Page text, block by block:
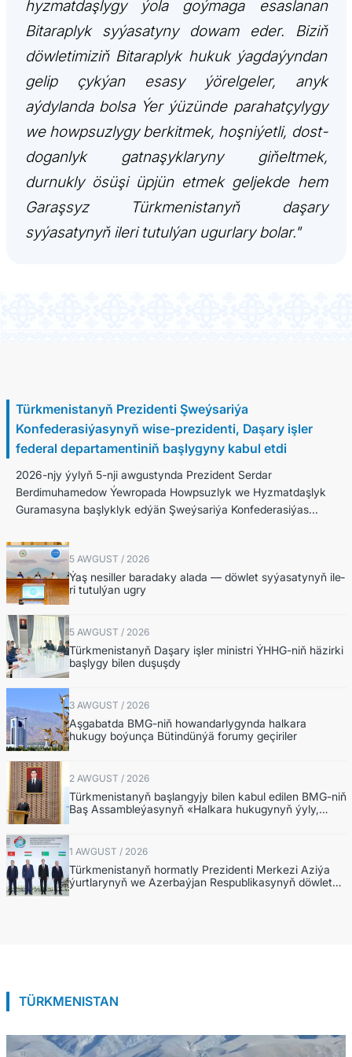
hyzmatdaşlygy ýola goýmaga esaslanan
Bitaraplyk syýasatyny dowam eder. Biziň
döwletimiziň Bitaraplyk hukuk ýagdaýyndan
gelip çykýan esasy ýörelgeler, anyk
aýdylanda bolsa Ýer ýüzünde parahatçylygy
we howpsuzlygy berkitmek, hoşniýetli, dost-
doganlyk gatnaşyklaryny giňeltmek,
durnukly ösüşi üpjün etmek geljekde hem
Garaşsyz Türkmenistanyň daşary
syýasatynyň ileri tutulýan ugurlary bolar."
Türkmenistanyň Prezidenti Şweýsariýa
Konfederasiýasynyň wise-prezidenti, Daşary işler
federal departamentiniň başlygyny kabul etdi
2026-njy ýylyň 5-nji awgustynda Prezident Serdar
Berdimuhamedow Ýewropada Howpsuzlyk we Hyzmatdaşlyk
Guramasyna başlyklyk edýän Şweýsariýa Konfederasiýas...
5 AWGUST / 2026
Ýaş ne­sil­ler ba­ra­da­ky ala­da — döw­let sy­ýa­sa­ty­nyň ile­
ri tu­tul­ýan ug­ry
5 AWGUST / 2026
Türkmenistanyň Daşary işler ministri ÝHHG-niň häzirki
başlygy bilen duşuşdy
3 AWGUST / 2026
Aşgabatda BMG-niň howandarlygynda halkara
hukugy boýunça Bütindünýä forumy geçiriler
2 AWGUST / 2026
Türkmenistanyň başlangyjy bilen kabul edilen BMG-niň
Baş Assambleýasynyň «Halkara hukugynyň ýyly,
2028-nji ýyl» atly Kararnamasyny durmuşa
geçirmegiň ýolunda
1 AWGUST / 2026
Türkmenistanyň hormatly Prezidenti Merkezi Aziýa
ýurtlarynyň we Azerbaýjan Respublikasynyň döwlet
Baştutanlarynyň resmi däl konsultatiw duşuşygyna
TÜRKMENISTAN